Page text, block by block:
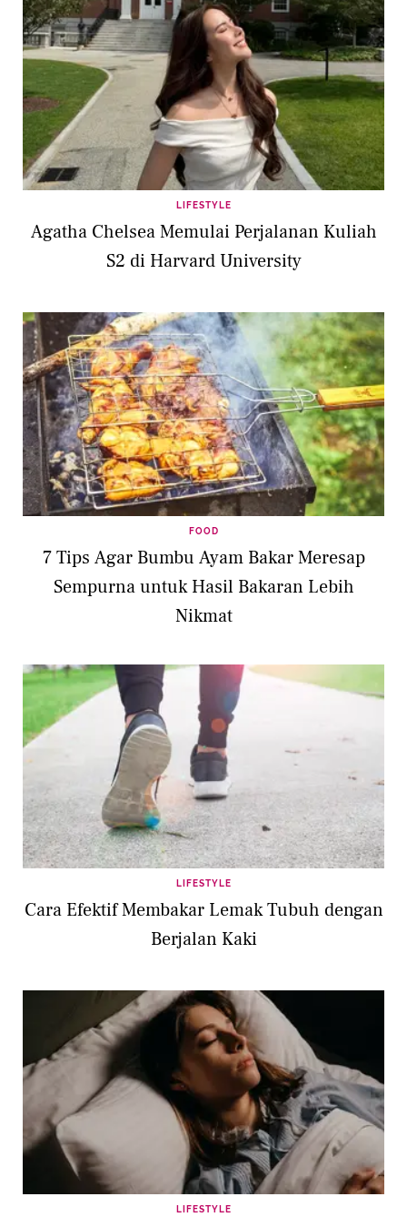
LIFESTYLE
Agatha Chelsea Memulai Perjalanan Kuliah
S2 di Harvard University
FOOD
7 Tips Agar Bumbu Ayam Bakar Meresap
Sempurna untuk Hasil Bakaran Lebih
Nikmat
LIFESTYLE
Cara Efektif Membakar Lemak Tubuh dengan
Berjalan Kaki
LIFESTYLE